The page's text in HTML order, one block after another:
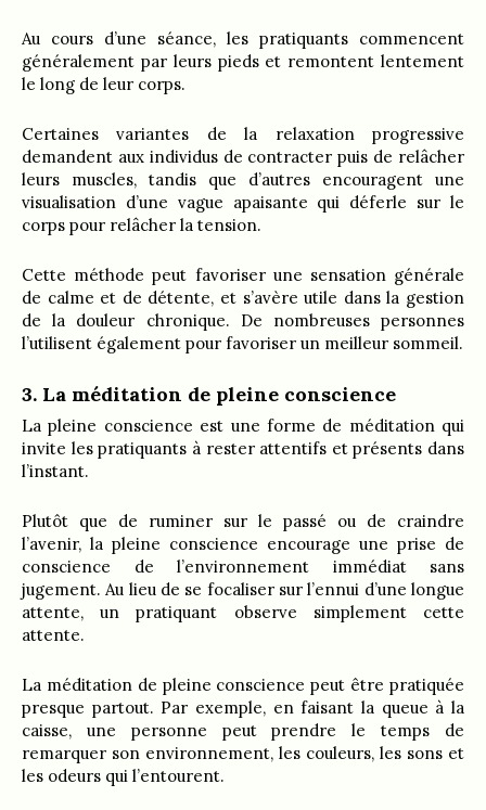
Au cours d’une séance, les pratiquants commencent
généralement par leurs pieds et remontent lentement
le long de leur corps.
Certaines variantes de la relaxation progressive
demandent aux individus de contracter puis de relâcher
leurs muscles, tandis que d’autres encouragent une
visualisation d’une vague apaisante qui déferle sur le
corps pour relâcher la tension.
Cette méthode peut favoriser une sensation générale
de calme et de détente, et s’avère utile dans la gestion
de la douleur chronique. De nombreuses personnes
l’utilisent également pour favoriser un meilleur sommeil.
3. La méditation de pleine conscience
La pleine conscience est une forme de méditation qui
invite les pratiquants à rester attentifs et présents dans
l’instant.
Plutôt que de ruminer sur le passé ou de craindre
l’avenir, la pleine conscience encourage une prise de
conscience de l’environnement immédiat sans
jugement. Au lieu de se focaliser sur l’ennui d’une longue
attente, un pratiquant observe simplement cette
attente.
La méditation de pleine conscience peut être pratiquée
presque partout. Par exemple, en faisant la queue à la
caisse, une personne peut prendre le temps de
remarquer son environnement, les couleurs, les sons et
les odeurs qui l’entourent.